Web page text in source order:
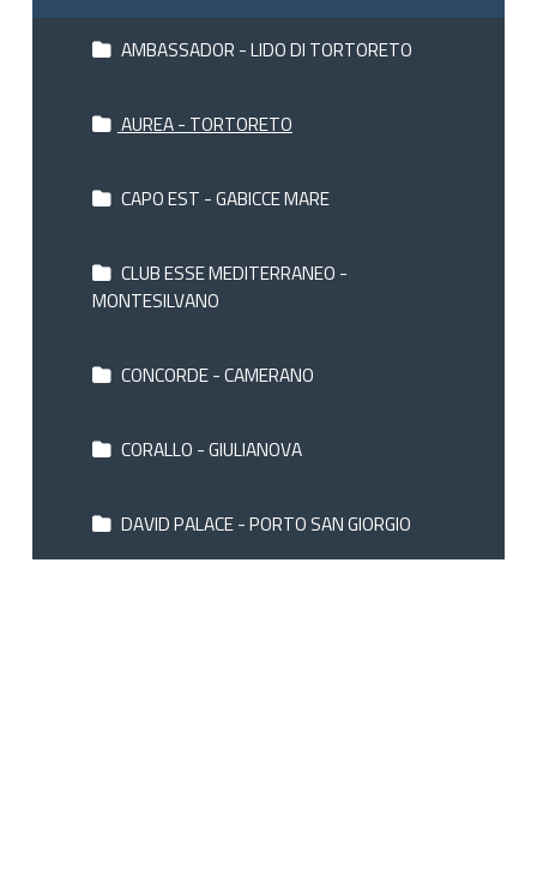
AMBASSADOR - LIDO DI TORTORETO
AUREA - TORTORETO
CAPO EST - GABICCE MARE
CLUB ESSE MEDITERRANEO -
MONTESILVANO
CONCORDE - CAMERANO
CORALLO - GIULIANOVA
DAVID PALACE - PORTO SAN GIORGIO